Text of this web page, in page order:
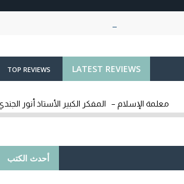
LATEST REVIEWS
TOP REVIEWS
معلمة الإسلام – المفكر الكبير الأستاذ أنور
أحدث الكتب